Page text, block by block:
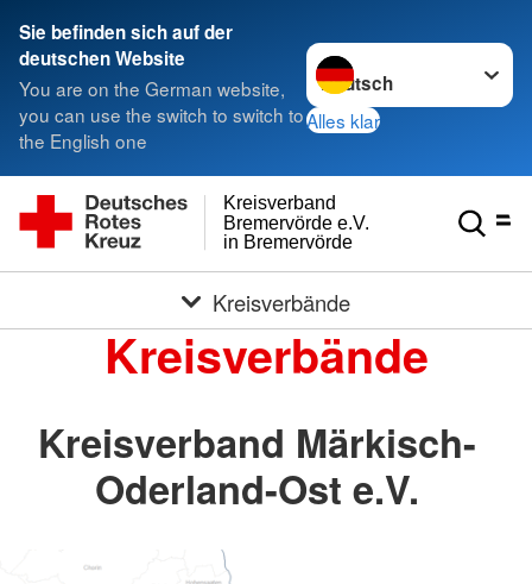
Sie befinden sich auf der
deutschen Website
You are on the German website,
you can use the switch to switch to
the English one
Sprache wechseln zu
Alles klar
in Bremervörde
Bremervörde e.V.
Kreisverband
Kreisverbände
Kreisverbände
Kreisverband Märkisch-
Oderland-Ost e.V.